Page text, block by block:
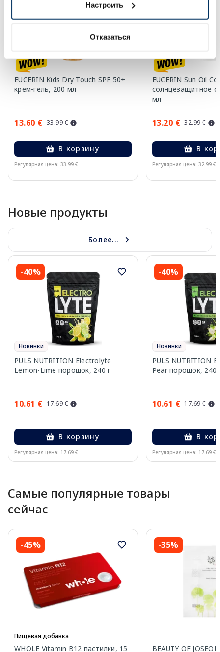
Настроить
Отказаться
EUCERIN Kids Dry Touch SPF 50+
крем-гель, 200 мл
13.60 € 33.99 €
В корзину
Регулярная цена: 33.99 €
EUCERIN Sun Oil
солнцезащитное
мл
13.20 € 32.99 €
В
Регулярная цена: 32.99 €
Новые продукты
Более...
-40%
Новинки
PULS NUTRITION Electrolyte
Lemon-Lime порошок, 240 г
10.61 € 17.69 €
В корзину
Регулярная цена: 17.69 €
-40%
Новинки
PULS NUTRITION
Pear порошок, 240
10.61 € 17.69 €
В
Регулярная цена: 17.69 €
Самые популярные товары
сейчас
-45%
Пищевая добавка
WHOLE Vitamin B12 пастилки, 15
-35%
BEAUTY OF